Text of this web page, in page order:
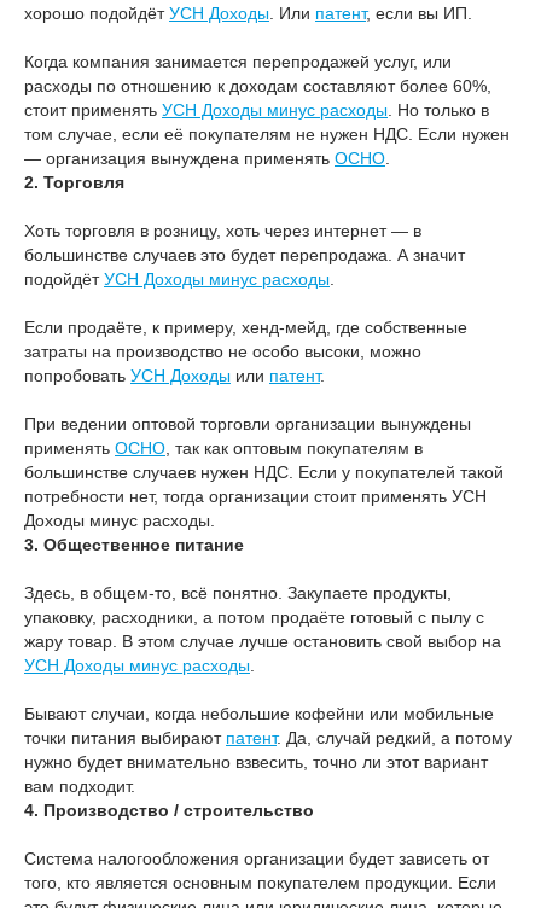
хорошо подойдётУСН Доходы . Или патент, если вы ИП.
Когда компания занимается перепродажей услуг, или
расходы по отношению к доходам составляют более 60%,
стоит применять УСН Доходы минус расходы . Но только в
том случае, если её покупателям не нужен НДС. Если нужен
— организация вынуждена применять ОСНО
2. Торговля
Хоть торговля в розницу, хоть через интернет — в
большинстве случаев это будет перепродажа. А значит
подойдётУСН Доходы минус расходы
Если продаёте, к примеру, хенд-мейд, где собственные
затраты на производство не особо высоки, можно
попробовать УСН Доходы или патент.
При ведении оптовой торговли организации вынуждены
применять ОСНО , так как оптовым покупателям в
большинстве случаев нужен НДС. Если у покупателей такой
потребности нет, тогда организации стоит применять УСН
Доходы минус расходы.
3. Общественное питание
Здесь, в общем-то, всё понятно. Закупаете продукты,
упаковку, расходники, а потом продаёте готовый с пылу с
жару товар. В этом случае лучше остановить свой выбор на
УСН Доходы минус расходы
Бывают случаи, когда небольшие кофейни или мобильные
точки питания выбирают патент. Да, случай редкий, а потому
нужно будет внимательно взвесить, точно ли этот вариант
вам подходит.
4. Производство / строительство
Система налогообложения организации будет зависеть от
того, кто является основным покупателем продукции. Если